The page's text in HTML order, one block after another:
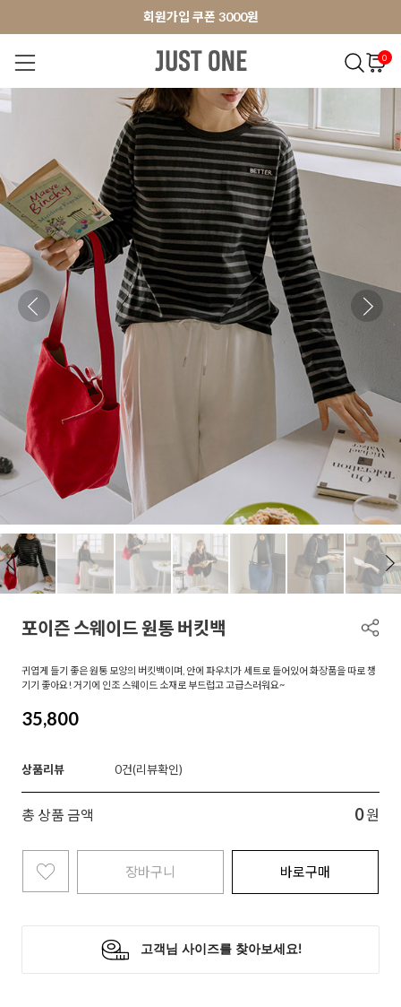
앱 다운로드 10% 할인쿠폰
회원가입 쿠폰 3000원
앱 다운로드 10% 할인쿠폰
0
BEST 오늘출발 MADE . J
포이즌 스웨이드 원통 버킷백
귀엽게 들기 좋은 원통 모양의 버킷백이며, 안에 파우치가 세트로 들어있어 화장품을 따로 챙
기기 좋아요! 거기에 인조 스웨이드 소재로 부드럽고 고급스러워요~
35,800
상품리뷰 0
총 상품 금액 0 원
장바구니 바로구매